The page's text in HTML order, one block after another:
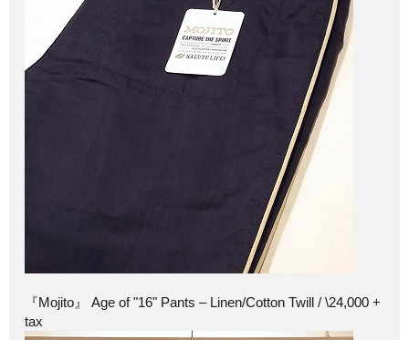
『Mojito』 Age of "16" Pants – Linen/Cotton Twill / \24,000 +
tax